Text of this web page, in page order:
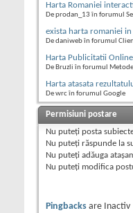
Harta Romaniei
De prodan_13 în forumul
exista harta romaniei
De daniweb în forumul
Harta Publicitatii Online
De Bruzli în forumul
Harta atasata
De wrc în forumul Google
Permisiuni postare
Nu puteţi posta
Nu puteţi răspunde la
Nu puteţi adăuga
Nu puteţi modifica
Pingbacks are
Inactiv